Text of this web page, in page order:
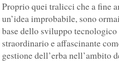
Proprio quei tralicci che a fine
un’idea improbabile, sono
base dello sviluppo
straordinario e affascinante
gestione dell’erba nell’ambito